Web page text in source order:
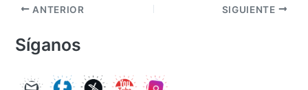
ANTERIOR SIGUIENTE
Síganos